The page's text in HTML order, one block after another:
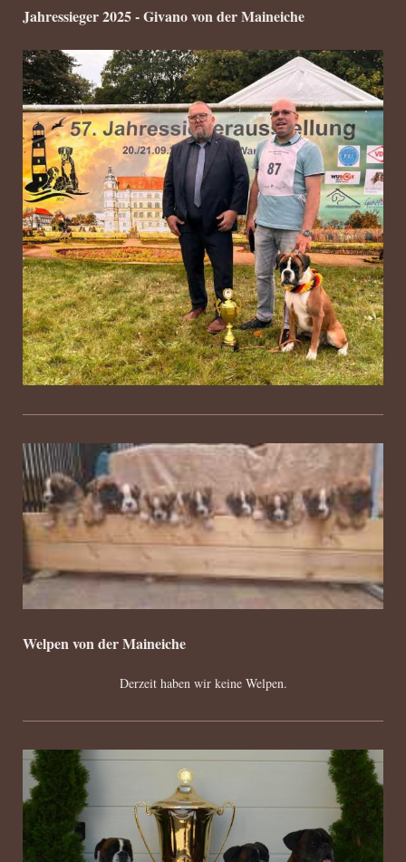
Jahressieger 2025 - Givano von der Maineiche
Welpen von der Maineiche
Derzeit haben wir keine Welpen.